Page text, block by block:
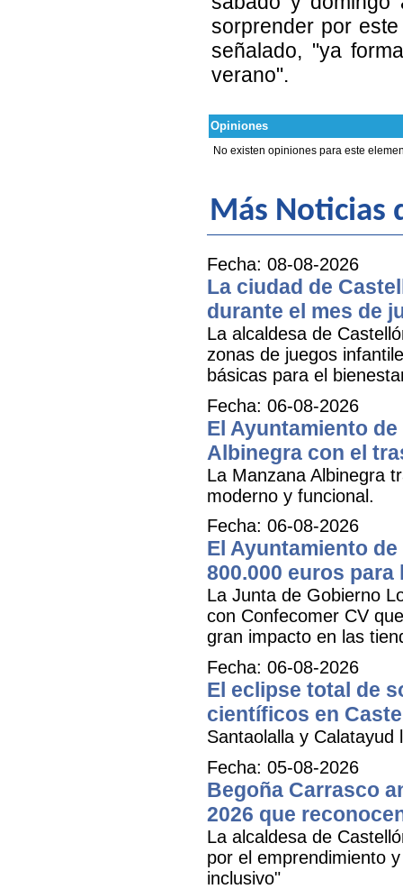
sorprender por
señalado, "ya
verano".
Opiniones
No existen opiniones para este
Más Noticias
Fecha: 08-08-2026
La ciudad de
durante el mes de
La alcaldesa de
zonas de juegos
básicas para el
Fecha: 06-08-2026
El Ayuntamiento
Albinegra con el
La Manzana Albinegra
moderno y funcional.
Fecha: 06-08-2026
El Ayuntamiento
800.000 euros
La Junta de Gobierno
con Confecomer CV
gran impacto en las
Fecha: 06-08-2026
El eclipse total de
científicos en
Santaolalla y Calatayud
Fecha: 05-08-2026
Begoña Carrasco
2026 que
La alcaldesa de
por el emprendimiento
inclusivo"